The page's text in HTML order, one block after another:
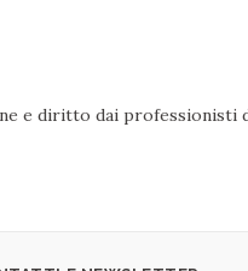
e diritto dai professionisti